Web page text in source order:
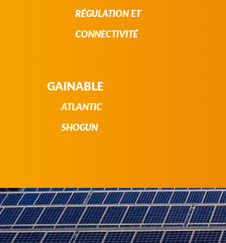
RÉGULATION ET
CONNECTIVITÉ
GAINABLE
ATLANTIC
SHOGUN